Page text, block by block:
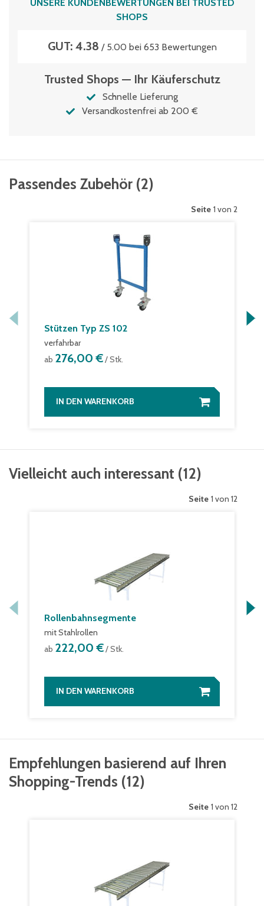
UNSERE KUNDENBEWERTUNGEN BEI TRUSTED
SHOPS
GUT: 4.38 / 5.00 bei 653 Bewertungen
Trusted Shops — Ihr Käuferschutz
Schnelle Lieferung
Versandkostenfrei ab 200 €
Passendes Zubehör (2)
Seite 1 von 2
Stützen Typ ZS 102
verfahrbar
ab 276,00 €/ Stk.
IN DEN WARENKORB
Vielleicht auch interessant (12)
Seite 1 von 12
Rollenbahnsegmente
mit Stahlrollen
ab 222,00 €/ Stk.
IN DEN WARENKORB
Empfehlungen basierend auf Ihren
Shopping-Trends (12)
Seite 1 von 12